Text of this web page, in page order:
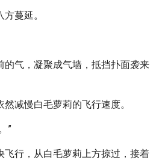
蔓延。
的气，凝聚成气墙，抵挡扑面袭来
减慢白毛萝莉的飞行速度。
”
飞行，从白毛萝莉上方掠过，接着